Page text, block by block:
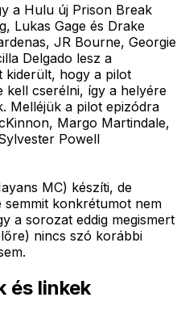
a Hulu új Prison Break
Lukas Gage és Drake
JR Bourne, Georgie
Delgado lesz a
kiderült, hogy a pilot
kell cserélni, így a helyére
Melléjük a pilot epizódra
Margo Martindale,
Powell
MC) készíti, de
konkrétumot nem
a sorozat eddig megismert
nincs szó korábbi
és linkek